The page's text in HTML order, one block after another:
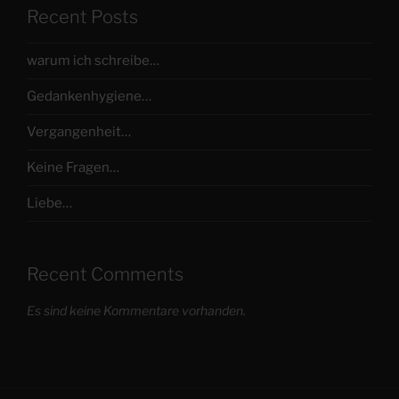
Recent Posts
warum ich schreibe…
Gedankenhygiene…
Vergangenheit…
Keine Fragen…
Liebe…
Recent Comments
Es sind keine Kommentare vorhanden.